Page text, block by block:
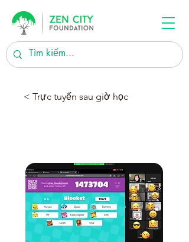
< Trực tuyến sau giờ học